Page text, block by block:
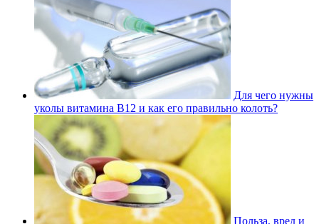
Для чего нужны
уколы витамина В12 и как его правильно колоть?
Польза, вред и